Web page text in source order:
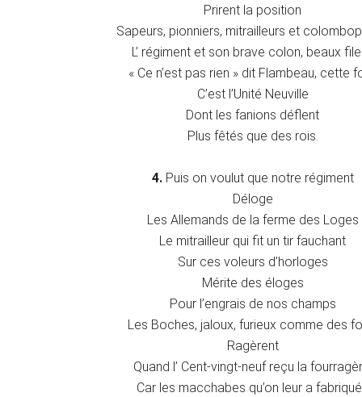
Prirent la position
Sapeurs, pionniers, mitrailleurs et
L’ régiment et son brave colon, beaux
« Ce n’est pas rien » dit Flambeau, cette
C’est l’Unité Neuville
Dont les fanions déflent
Plus fêtés que des rois.
4.Puis on voulut que notre régiment
Déloge
Les Allemands de la ferme des Loges
Le mitrailleur qui fit un tir fauchant
Sur ces voleurs d’horloges
Mérite des éloges
Pour l’engrais de nos champs
Les Boches, jaloux, furieux comme des
Ragèrent
Quand l’ Cent-vingt-neuf reçu la
Car les macchabes qu’on leur a